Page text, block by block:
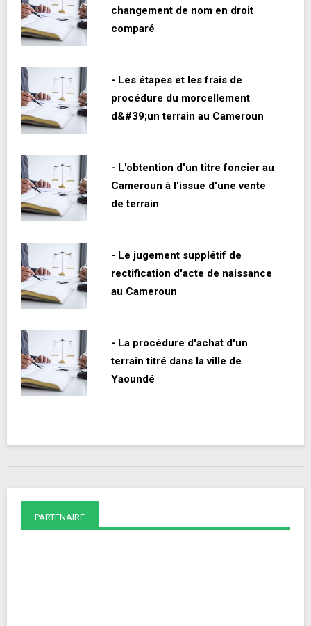
changement de nom en droit
comparé
- Les étapes et les frais de
procédure du morcellement
d&#39;un terrain au Cameroun
- L'obtention d'un titre foncier au
Cameroun à l'issue d'une vente
de terrain
- Le jugement supplétif de
rectification d'acte de naissance
au Cameroun
- La procédure d'achat d'un
terrain titré dans la ville de
Yaoundé
PARTENAIRE